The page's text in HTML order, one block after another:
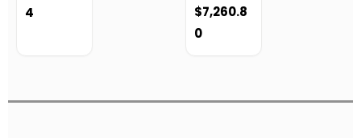
4
$7,260.8
0